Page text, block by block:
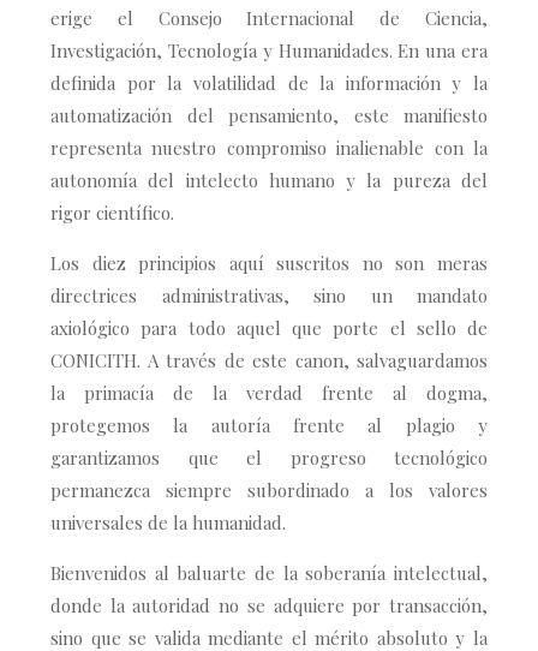
erige el Consejo Internacional de Ciencia,
Investigación, Tecnología y Humanidades. En una era
definida por la volatilidad de la información y la
automatización del pensamiento, este manifiesto
representa nuestro compromiso inalienable con la
autonomía del intelecto humano y la pureza del
rigor científico.
Los diez principios aquí suscritos no son meras
directrices administrativas, sino un mandato
axiológico para todo aquel que porte el sello de
CONICITH. A través de este canon, salvaguardamos
la primacía de la verdad frente al dogma,
protegemos la autoría frente al plagio y
garantizamos que el progreso tecnológico
permanezca siempre subordinado a los valores
universales de la humanidad.
Bienvenidos al baluarte de la soberanía intelectual,
donde la autoridad no se adquiere por transacción,
sino que se valida mediante el mérito absoluto y la